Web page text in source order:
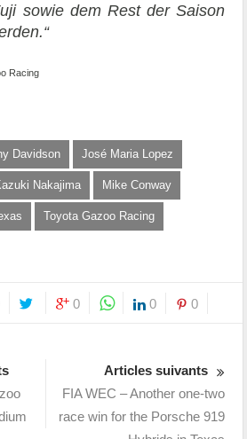
sowie dem Rest der Saison
Racing
Davidson José Maria Lopez
Nakajima Mike Conway
Toyota Gazoo Racing
0 0 0
Articles suivants
FIA WEC – Another one-two
race win for the Porsche 919